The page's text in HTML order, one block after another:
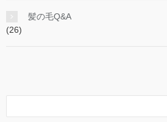
髪の毛Q&A
(26)